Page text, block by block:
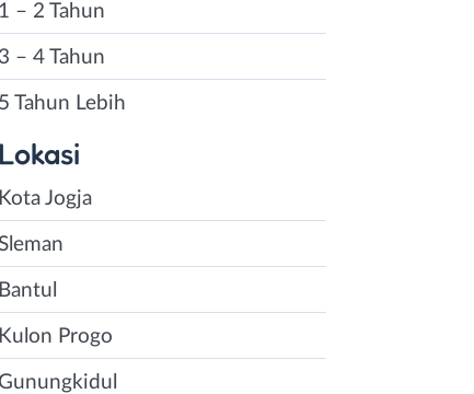
1 – 2 Tahun
3 – 4 Tahun
5 Tahun Lebih
Lokasi
Kota Jogja
Bantul
Kulon Progo
Gunungkidul